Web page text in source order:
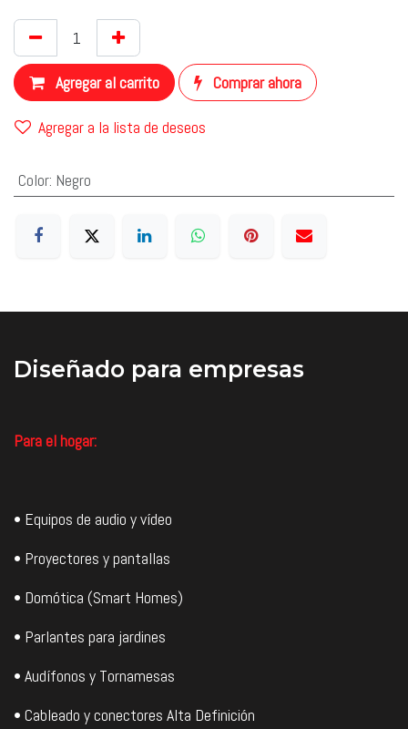
Agregar al carrito Comprar ahora
Agregar a la lista de deseos
Color: Negro
Diseñado para empresas
Para el hogar:
• Equipos de audio y vídeo
• Proyectores y pantallas
• Domótica (Smart Homes)
• Parlantes para jardines
• Audífonos y Tornamesas
• Cableado y conectores Alta Definición